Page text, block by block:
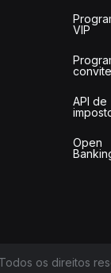
VIP
API de
Open
os direitos